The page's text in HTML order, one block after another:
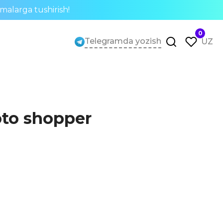
tushirish!
Telegramda yozish
0
UZ
shopper